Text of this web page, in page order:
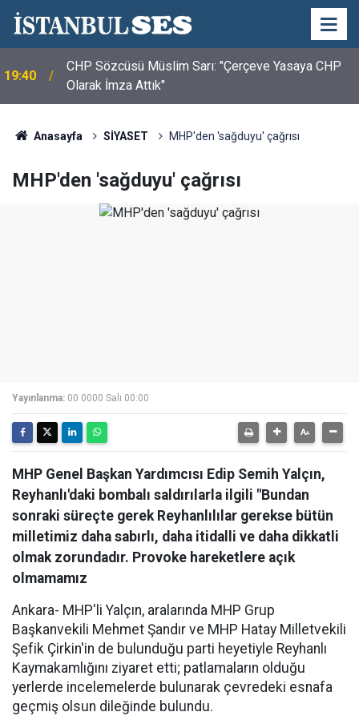
19:40
CHP Sözcüsü Müslim Sarı: "Çerçeve Yasaya CHP
Olarak İmza Attık"
Anasayfa SİYASET MHP'den 'sağduyu' çağrısı
MHP'den 'sağduyu' çağrısı
Yayınlanma: 00 0000 Salı 00:00
MHP Genel Başkan Yardımcısı Edip Semih Yalçın,
Reyhanlı'daki bombalı saldırılarla ilgili "Bundan
sonraki süreçte gerek Reyhanlılılar gerekse bütün
milletimiz daha sabırlı, daha itidalli ve daha dikkatli
olmak zorundadır. Provoke hareketlere açık
olmamamız
Ankara- MHP'li Yalçın, aralarında MHP Grup
Başkanvekili Mehmet Şandır ve MHP Hatay Milletvekili
Şefik Çirkin'in de bulunduğu parti heyetiyle Reyhanlı
Kaymakamlığını ziyaret etti; patlamaların olduğu
yerlerde incelemelerde bulunarak çevredeki esnafa
geçmiş olsun dileğinde bulundu.